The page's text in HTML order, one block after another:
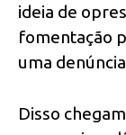
ideia de
fomentação
uma
Disso